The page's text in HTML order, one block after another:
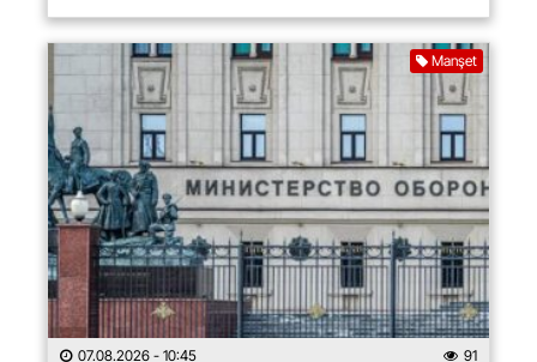
Manşet
07.08.2026 - 10:45 91